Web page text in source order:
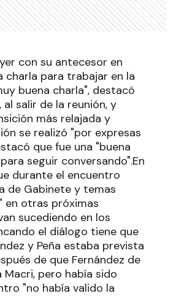
con su antecesor en
charla para trabajar en la
buena charla", destacó
salir de la reunión, y
más relajada y
se realizó "por expresas
que fue una "buena
seguir conversando".En
durante el encuentro
de Gabinete y temas
en otras próximas
sucediendo en los
el diálogo tiene que
y Peña estaba prevista
de que Fernández de
pero había sido
"no había valido la